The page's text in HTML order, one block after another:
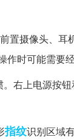
置摄像头、
时可能需要经
右上电源按
指纹识别区域